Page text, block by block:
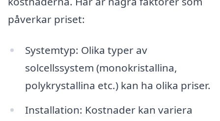
påverkar priset:
Systemtyp: Olika typer av
solcellssystem (monokristallina,
polykrystallina etc.) kan ha olika priser.
Installation: Kostnader kan variera